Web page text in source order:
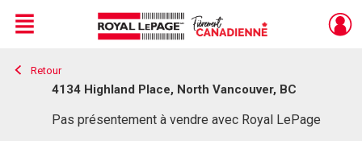
Live
En Direct
Menu
Retour
4134 Highland Place, North Vancouver, BC
Pas présentement à vendre avec Royal LePage